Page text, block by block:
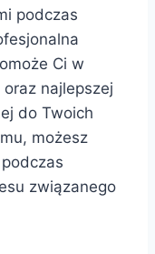
podczas
Ci w
najlepszej
do Twoich
możesz
związanego